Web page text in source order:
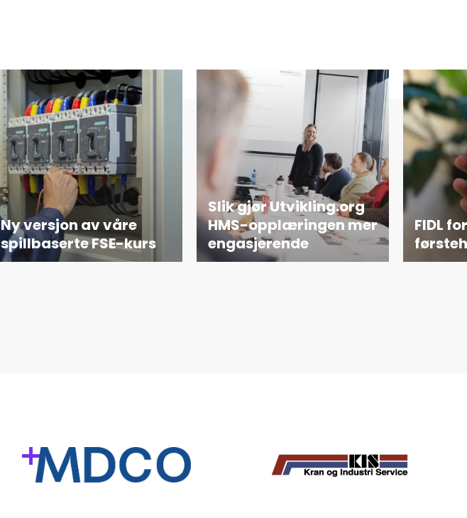
Ny versjon av våre
spillbaserte FSE-kurs
Slik gjør Utvikling.org
HMS-opplæringen mer
engasjerende
FIDL